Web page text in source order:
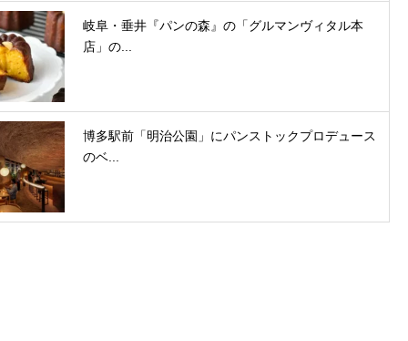
岐阜・垂井『パンの森』の「グルマンヴィタル本
店」の...
博多駅前「明治公園」にパンストックプロデュース
のベ...